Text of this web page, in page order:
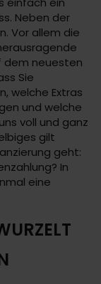
Neben der
Vor allem die
dem neuesten
Sie
welche Extras
und welche
voll und ganz
gilt
geht:
In
eine